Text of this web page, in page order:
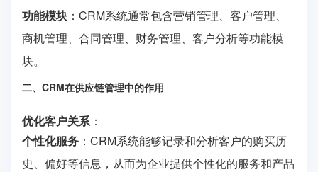
功能模块 ：CRM系统通常包含营销管理、客户管理、
商机管理、合同管理、财务管理、客户分析等功能模
块。
二、CRM在供应链管理中的作用
优化客户关系：
个性化服务 ：CRM系统能够记录和分析客户的购买历
史、偏好等信息，从而为企业提供个性化的服务和产品